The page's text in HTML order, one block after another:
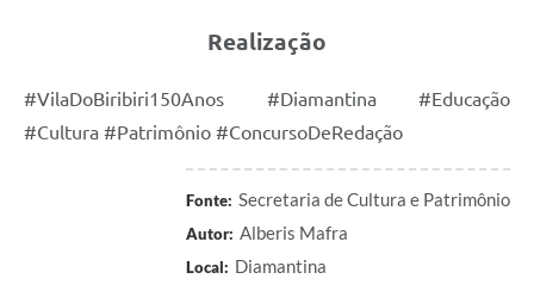
Realização
#VilaDoBiribiri150Anos #Diamantina #Educação
#Cultura #Patrimônio #ConcursoDeRedação
Fonte: Secretaria de Cultura e Patrimônio
Autor: Alberis Mafra
Local: Diamantina